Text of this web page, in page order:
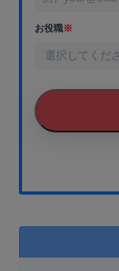
お役職※